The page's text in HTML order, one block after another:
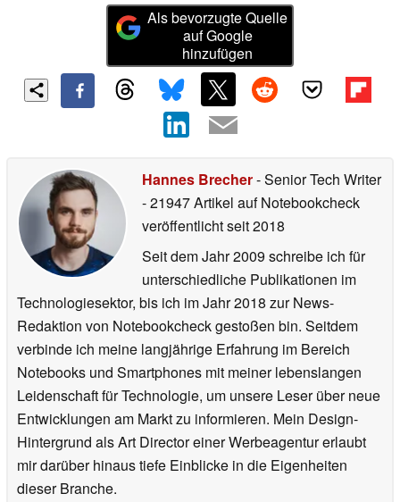
Als bevorzugte Quelle
auf Google
hinzufügen
Hannes Brecher- Senior Tech Writer
- 21947 Artikel auf Notebookcheck
veröffentlichtseit 2018
Seit dem Jahr 2009 schreibe ich für
unterschiedliche Publikationen im
Technologiesektor, bis ich im Jahr 2018 zur News-
Redaktion von Notebookcheck gestoßen bin. Seitdem
verbinde ich meine langjährige Erfahrung im Bereich
Notebooks und Smartphones mit meiner lebenslangen
Leidenschaft für Technologie, um unsere Leser über neue
Entwicklungen am Markt zu informieren. Mein Design-
Hintergrund als Art Director einer Werbeagentur erlaubt
mir darüber hinaus tiefe Einblicke in die Eigenheiten
dieser Branche.